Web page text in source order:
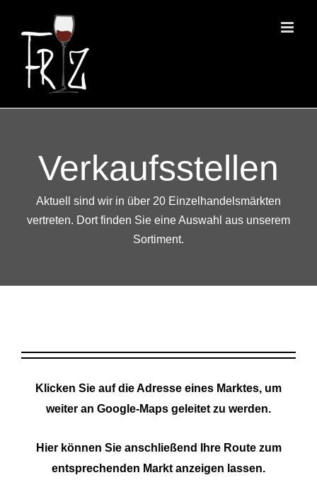
springen
Verkaufsstellen
Aktuell sind wir in über 20 Einzelhandelsmärkten
vertreten. Dort finden Sie eine Auswahl aus unserem
Sortiment.
Klicken Sie auf die Adresse eines Marktes, um
weiter an Google-Maps geleitet zu werden.
Hier können Sie anschließend Ihre Route zum
entsprechenden Markt anzeigen lassen.